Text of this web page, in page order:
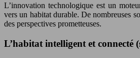
L’innovation technologique est un
vers un habitat durable. De nombreuses
des perspectives prometteuses.
L’habitat intelligent et connecté